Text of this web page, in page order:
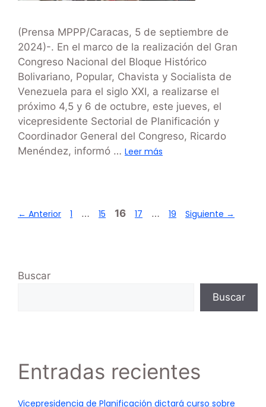
(Prensa MPPP/Caracas, 5 de septiembre de
2024)-. En el marco de la realización del Gran
Congreso Nacional del Bloque Histórico
Bolivariano, Popular, Chavista y Socialista de
Venezuela para el siglo XXI, a realizarse el
próximo 4,5 y 6 de octubre, este jueves, el
vicepresidente Sectorial de Planificación y
Coordinador General del Congreso, Ricardo
Menéndez, informó … Leer más
← Anterior 1 … 15 16 17 … 19 Siguiente →
Buscar
Buscar
Entradas recientes
Vicepresidencia de Planificación dictará curso sobre